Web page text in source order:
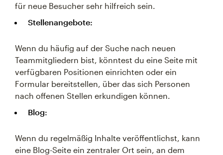
für neue Besucher sehr hilfreich sein.
Stellenangebote:
Wenn du häufig auf der Suche nach neuen
Teammitgliedern bist, könntest du eine Seite mit
verfügbaren Positionen einrichten oder ein
Formular bereitstellen, über das sich Personen
nach offenen Stellen erkundigen können.
Blog:
Wenn du regelmäßig Inhalte veröffentlichst, kann
eine Blog-Seite ein zentraler Ort sein, an dem